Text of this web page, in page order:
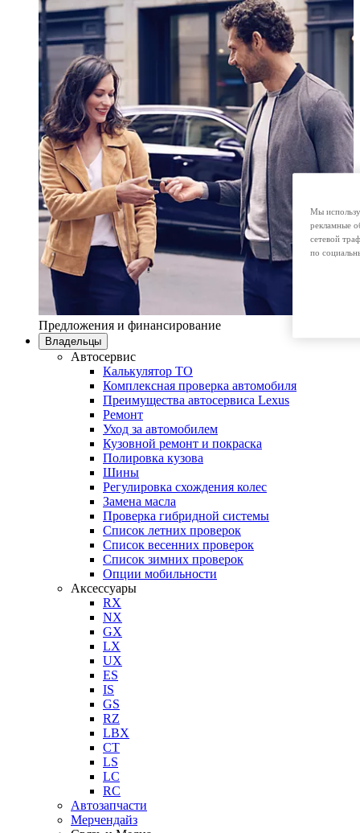
Предложения и финансирование
Владельцы
Автосервис
Калькулятор ТО
Комплексная проверка автомобиля
Преимущества автосервиса Lexus
Ремонт
Уход за автомобилем
Кузовной ремонт и покраска
Полировка кузова
Шины
Регулировка схождения колес
Замена масла
Проверка гибридной системы
Список летних проверок
Список весенних проверок
Список зимних проверок
Опции мобильности
Аксессуары
RX
NX
GX
LX
UX
ES
IS
GS
RZ
LBX
CT
LS
LC
RC
Автозапчасти
Мерчендайз
Мы
рекламные
сетевой
по